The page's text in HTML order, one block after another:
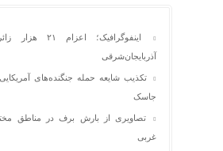
اینفوگرافیک؛
آذربایجان‌شرقی
تکذیب شایعه حمله جنگنده‌های
جاسک
تصاویری از بارش برف در مناطق
غربی